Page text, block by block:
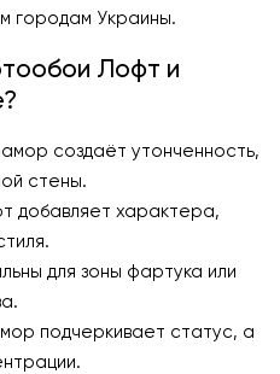
городам Украины.
Лофт и
создаёт утонченность,
стены.
добавляет характера,
для зоны фартука или
подчеркивает статус, а